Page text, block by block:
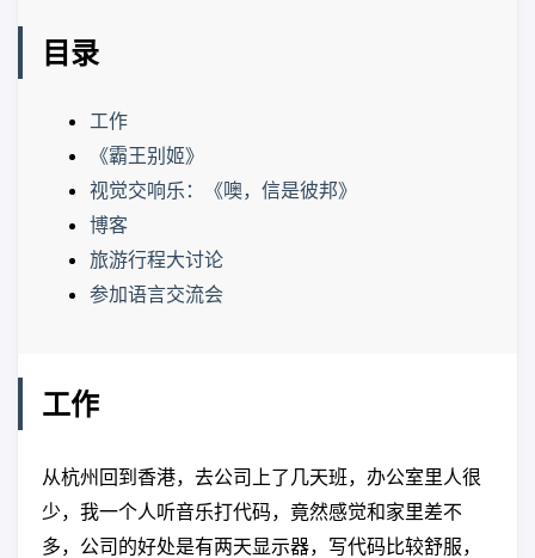
目录
工作
《霸王别姬》
视觉交响乐：《噢，信是彼邦》
博客
旅游行程大讨论
参加语言交流会
工作
从杭州回到香港，去公司上了几天班，办公室里人很
少，我一个人听音乐打代码，竟然感觉和家里差不
多，公司的好处是有两天显示器，写代码比较舒服，